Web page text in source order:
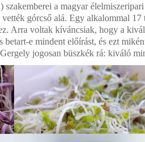
a magyar
górcső alá. Egy alkalommal 17
Arra voltak kíváncsiak, hogy a
betart-e mindent előírást, és ezt
jogosan büszkék rá: kiváló